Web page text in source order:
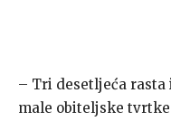
– Tri desetljeća rasta
male obiteljske